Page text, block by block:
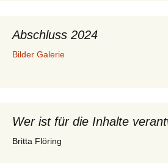
Abschluss 2024
Bilder Galerie
Wer ist für die Inhalte
Britta Flöring